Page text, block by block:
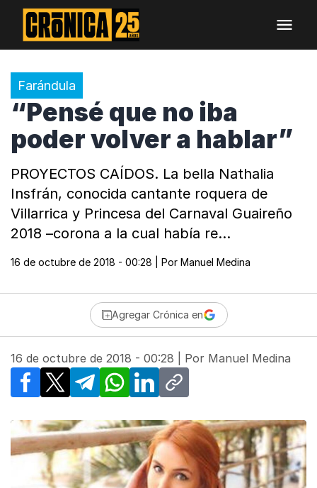
Farándula
“Pensé que no iba
poder volver a hablar”
PROYECTOS CAÍDOS. La bella Nathalia
Insfrán, conocida cantante roquera de
Villarrica y Princesa del Carnaval Guaireño
2018 –corona a la cual había re…
16 de octubre de 2018 - 00:28 | Por Manuel Medina
Agregar Crónica en
16 de octubre de 2018 - 00:28 | Por Manuel Medina
Facebook
X TelegramWhatsApp
LinkedInCopy link